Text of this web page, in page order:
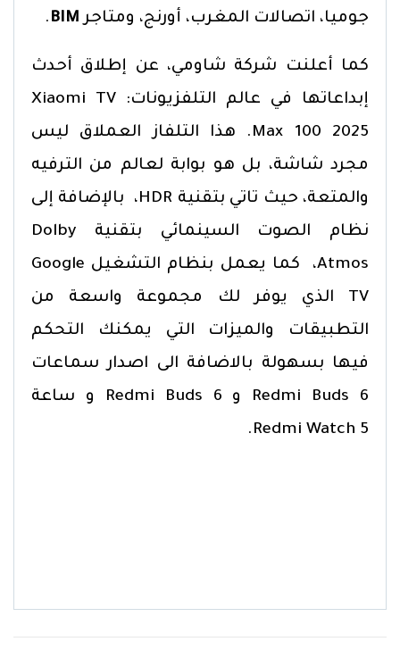
جوميا، اتصالات المغرب، أورنج، ومتاجر BIM
.
كما أعلنت شركة شاومي، عن إطلاق أحدث
إبداعاتها في عالم التلفزيونات: Xiaomi TV
Max 100 2025. هذا التلفاز العملاق ليس
مجرد شاشة، بل هو بوابة لعالم من الترفيه
والمتعة، حيث تاتي بتقنية HDR، بالإضافة إلى
نظام الصوت السينمائي بتقنية Dolby
Atmos، كما يعمل بنظام التشغيل Google
TV الذي يوفر لك مجموعة واسعة من
التطبيقات والميزات التي يمكنك التحكم
فيها بسهولة بالاضافة الى اصدار سماعات
Redmi Buds 6 و Redmi Buds 6 و ساعة
Redmi Watch 5.